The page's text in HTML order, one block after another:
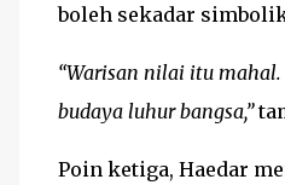
boleh sekadar
“Warisan nilai itu
budaya luhur bangsa,”
Poin ketiga, Haedar